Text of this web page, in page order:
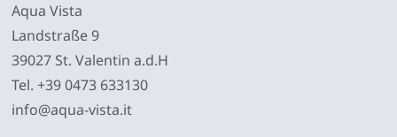
Aqua Vista
Landstraße 9
39027 St. Valentin a.d.H
Tel.+39 0473 633130
info@aqua-vista.it